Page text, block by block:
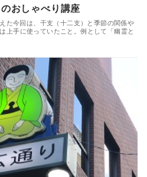
おしゃべり講座
た今回は、干支（十二支）と季節の関係や
上手に使っていたこと。例として「幽霊と